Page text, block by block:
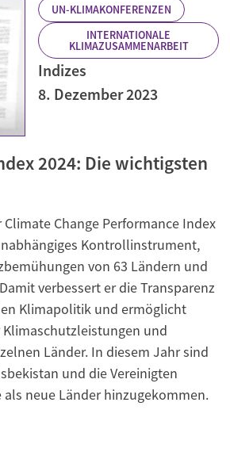
UN-KLIMAKONFERENZEN
INTERNATIONALE
KLIMAZUSAMMENARBEIT
Indizes
8. Dezember 2023
2024: Die wichtigsten
Change Performance Index
Kontrollinstrument,
von 63 Ländern und
verbessert er die Transparenz
Klimapolitik und ermöglicht
Klimaschutzleistungen und
Länder. In diesem Jahr sind
und die Vereinigten
als neue Länder hinzugekommen.